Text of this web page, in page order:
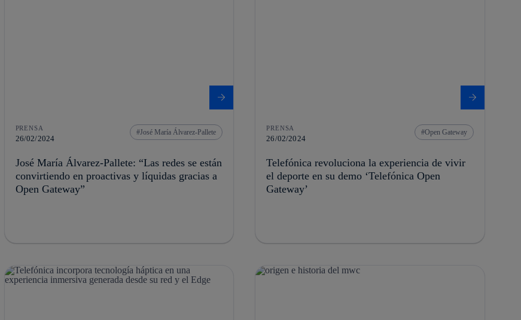
PRENSA
26/02/2024
José María Álvarez-Pallete
José María Álvarez-Pallete: “Las redes se están
convirtiendo en proactivas y líquidas gracias a
Open Gateway”
PRENSA
26/02/2024
Open Gateway
Telefónica revoluciona la experiencia de vivir
el deporte en su demo ‘Telefónica Open
Gateway’